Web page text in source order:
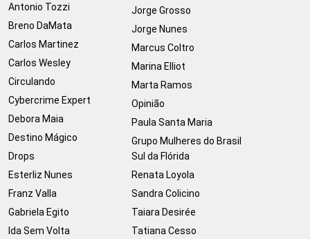
Antonio Tozzi
Breno DaMata
Carlos Martinez
Carlos Wesley
Circulando
Cybercrime Expert
Debora Maia
Destino Mágico
Drops
Esterliz Nunes
Franz Valla
Gabriela Egito
Ida Sem Volta
Jorge Grosso
Jorge Nunes
Marcus Coltro
Marina Elliot
Marta Ramos
Opinião
Paula Santa Maria
Grupo Mulheres do Brasil
Sul da Flórida
Renata Loyola
Sandra Colicino
Taiara Desirée
Tatiana Cesso